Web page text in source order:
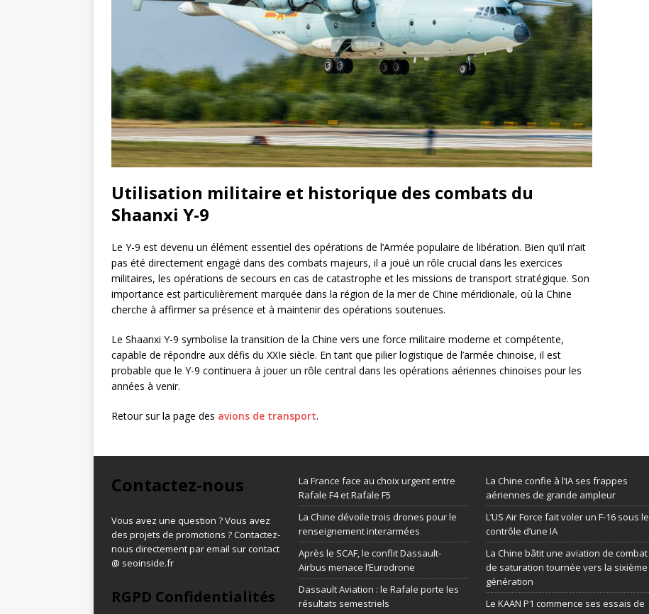
Utilisation militaire et historique des combats du
Shaanxi Y-9
Le Y-9 est devenu un élément essentiel des opérations de l’Armée populaire de libération. Bien qu’il n’ait
pas été directement engagé dans des combats majeurs, il a joué un rôle crucial dans les exercices
militaires, les opérations de secours en cas de catastrophe et les missions de transport stratégique. Son
importance est particulièrement marquée dans la région de la mer de Chine méridionale, où la Chine
cherche à affirmer sa présence et à maintenir des opérations soutenues.
Le Shaanxi Y-9 symbolise la transition de la Chine vers une force militaire moderne et compétente,
capable de répondre aux défis du XXIe siècle. En tant que pilier logistique de l’armée chinoise, il est
probable que le Y-9 continuera à jouer un rôle central dans les opérations aériennes chinoises pour les
années à venir.
Retour sur la page des avions de transport.
Contactez-nous
Vous avez une question ? Vous avez
des projets de promotions ? Contactez-
nous directement par email sur contact
@ seoinside.fr
RGPD Confidentialités
La France face au choix urgent entre
Rafale F4 et Rafale F5
La Chine dévoile trois drones pour le
renseignement interarmées
Après le SCAF, le conflit Dassault-
Airbus menace l’Eurodrone
Dassault Aviation : le Rafale porte les
résultats semestriels
La Chine confie à l’IA ses frappes
aériennes de grande ampleur
L’US Air Force fait voler un F-16 sous le
contrôle d’une IA
La Chine bâtit une aviation de combat
de saturation tournée vers la sixième
génération
Le KAAN P1 commence ses essais de